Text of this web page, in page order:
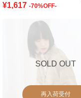
¥1,617 -70%OFF-
SOLD OUT
再入荷受付